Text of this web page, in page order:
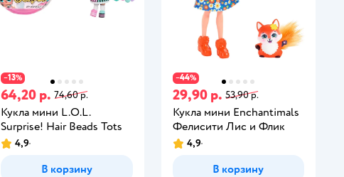
−13%
64,20 р. 74,60 р.
Кукла мини L.O.L.
Surprise! Hair Beads Tots
4,9
В корзину
−44%
29,90 р. 53,90 р.
Кукла мини Enchantimals
Фелисити Лис и Флик
4,9
В корзину